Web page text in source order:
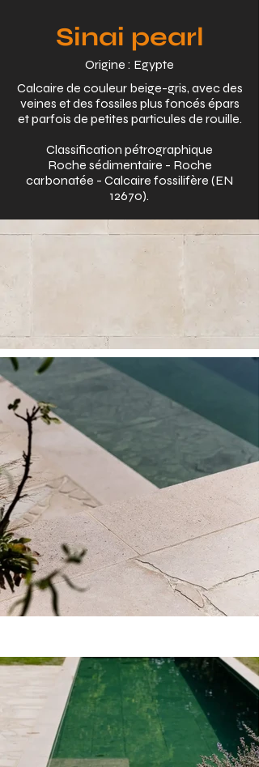
Sinai pearl
Origine : Egypte
Calcaire de couleur beige-gris, avec des
veines et des fossiles plus foncés épars
et parfois de petites particules de rouille.
Classification pétrographique
Roche sédimentaire - Roche
carbonatée - Calcaire fossilifère (EN
12670).